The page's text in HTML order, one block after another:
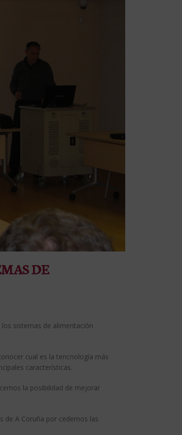
DE
sistemas de alimentación
cual es la tencnología más
características.
la posibilidad de mejorar
de A Coruña por cedernos las